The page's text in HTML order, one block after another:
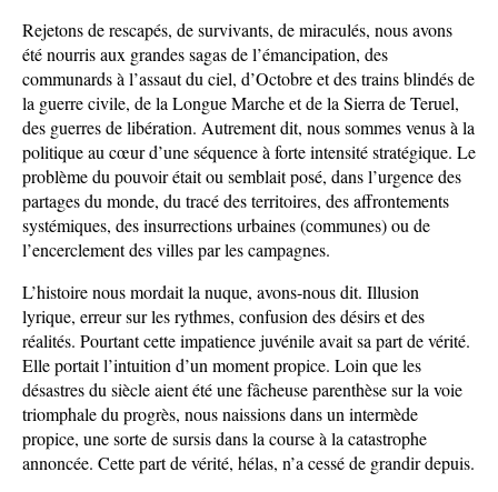
Rejetons de rescapés, de survivants, de miraculés, nous avons
été nourris aux grandes sagas de l’émancipation, des
communards à l’assaut du ciel, d’Octobre et des trains blindés de
la guerre civile, de la Longue Marche et de la Sierra de Teruel,
des guerres de libération. Autrement dit, nous sommes venus à la
politique au cœur d’une séquence à forte intensité stratégique. Le
problème du pouvoir était ou semblait posé, dans l’urgence des
partages du monde, du tracé des territoires, des affrontements
systémiques, des insurrections urbaines (communes) ou de
l’encerclement des villes par les campagnes.
L’histoire nous mordait la nuque, avons-nous dit. Illusion
lyrique, erreur sur les rythmes, confusion des désirs et des
réalités. Pourtant cette impatience juvénile avait sa part de vérité.
Elle portait l’intuition d’un moment propice. Loin que les
désastres du siècle aient été une fâcheuse parenthèse sur la voie
triomphale du progrès, nous naissions dans un intermède
propice, une sorte de sursis dans la course à la catastrophe
annoncée. Cette part de vérité, hélas, n’a cessé de grandir depuis.